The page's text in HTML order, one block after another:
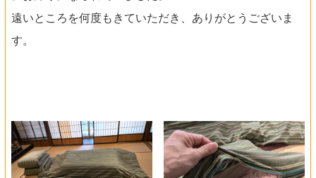
遠いところを何度もきていただき、ありがとうございま
す。